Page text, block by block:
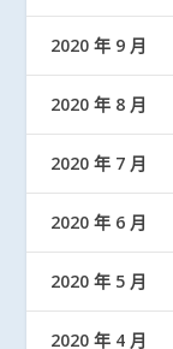
2020 年 9 月
2020 年 8 月
2020 年 7 月
2020 年 6 月
2020 年 5 月
2020 年 4 月